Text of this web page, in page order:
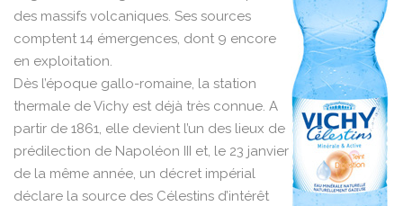
des massifs volcaniques. Ses sources
comptent 14 émergences, dont 9 encore
en exploitation.
Dès l’époque gallo-romaine, la station
thermale de Vichy est déjà très connue. A
partir de 1861, elle devient l’un des lieux de
prédilection de Napoléon III et, le 23 janvier
de la même année, un décret impérial
déclare la source des Célestins d’intérêt